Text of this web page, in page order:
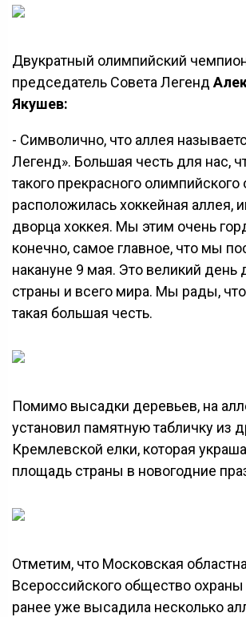
Двукратный олимпийский
председатель Совета Легенд
Якушев:
- Символично, что аллея
Легенд». Большая честь для нас,
такого прекрасного олимпийского
расположилась хоккейная аллея,
дворца хоккея. Мы этим очень
конечно, самое главное, что мы
накануне 9 мая. Это великий день
страны и всего мира. Мы рады,
такая большая честь.
Помимо высадки деревьев, на
установил памятную табличку из
Кремлевской елки, которая
площадь страны в новогодние
Отметим, что Московская
Всероссийского общество
ранее уже высадила несколько